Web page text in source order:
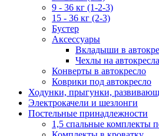
9 - 36 кг (1-2-3)
15 - 36 кг (2-3)
Бустер
Аксессуары
Вкладыши в
Чехлы на автокресла
Конверты в автокресло
Коврики под автокресло
Ходунки, прыгунки,
Электрокачели и шезлонги
Постельные принадлежности
1,5 спальные комплекты